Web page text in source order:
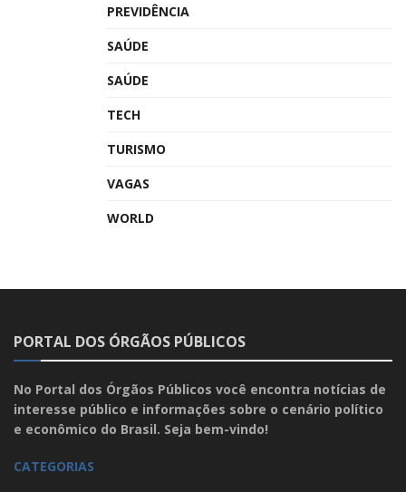
PREVIDÊNCIA
SAÚDE
SAÚDE
TECH
TURISMO
VAGAS
WORLD
PORTAL DOS ÓRGÃOS PÚBLICOS
No Portal dos Órgãos Públicos você encontra notícias de
interesse público e informações sobre o cenário político
e econômico do Brasil. Seja bem-vindo!
CATEGORIAS